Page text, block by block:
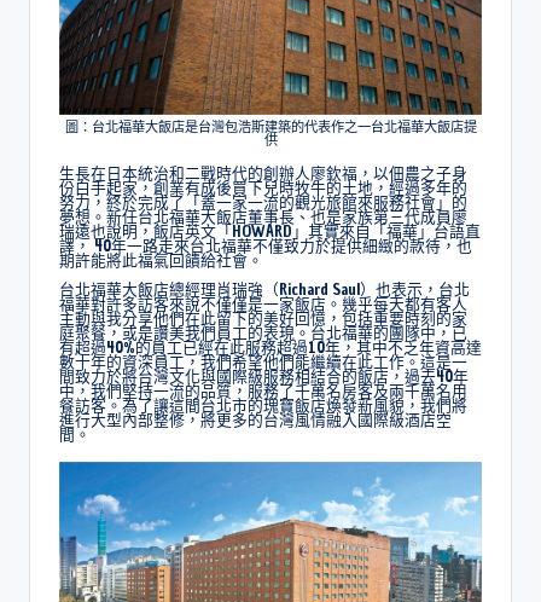
圖：台北福華大飯店是台灣包浩斯建築的代表作之一台北福華大飯店提
供
生長在日本統治和二戰時代的創辦人廖欽福，以佃農之子身
份白手起家，創業有成後買下兒時牧牛的土地，經過多年的
努力，終於完成了「蓋一家一流的觀光旅館來服務社會」的
夢想。新任台北福華大飯店董事長、也是家族第三代成員廖
瑞遠也說明，飯店英文「HOWARD」其實來自「福華」台語直
譯， 40年一路走來台北福華不僅致力於提供細緻的款待，也
期許能將此福氣回饋給社會。
台北福華大飯店總經理肖瑞強（Richard Saul）也表示，台北
福華對許多訪客來說不僅僅是一家飯店。幾乎每天都有客人
主動與我分享他們在此留下的美好回憶，包括重要時刻的家
庭聚餐，或是讚美我們員工的表現。台北福華的團隊中，已
有超過40%的員工已經在此服務超過10年，其中不乏年資高達
數十年的資深員工，我們希望他們能繼續在此工作。這是一
間致力於將台灣文化與國際級服務相結合的飯店，過去40年
中，我們堅持一流的品質，服務了千萬名房客及兩千萬名用
餐訪客。為了讓這間台北市的瑰寶飯店煥發新風貌，我們將
進行大型內部整修，將更多的台灣風情融入國際級酒店空
間。